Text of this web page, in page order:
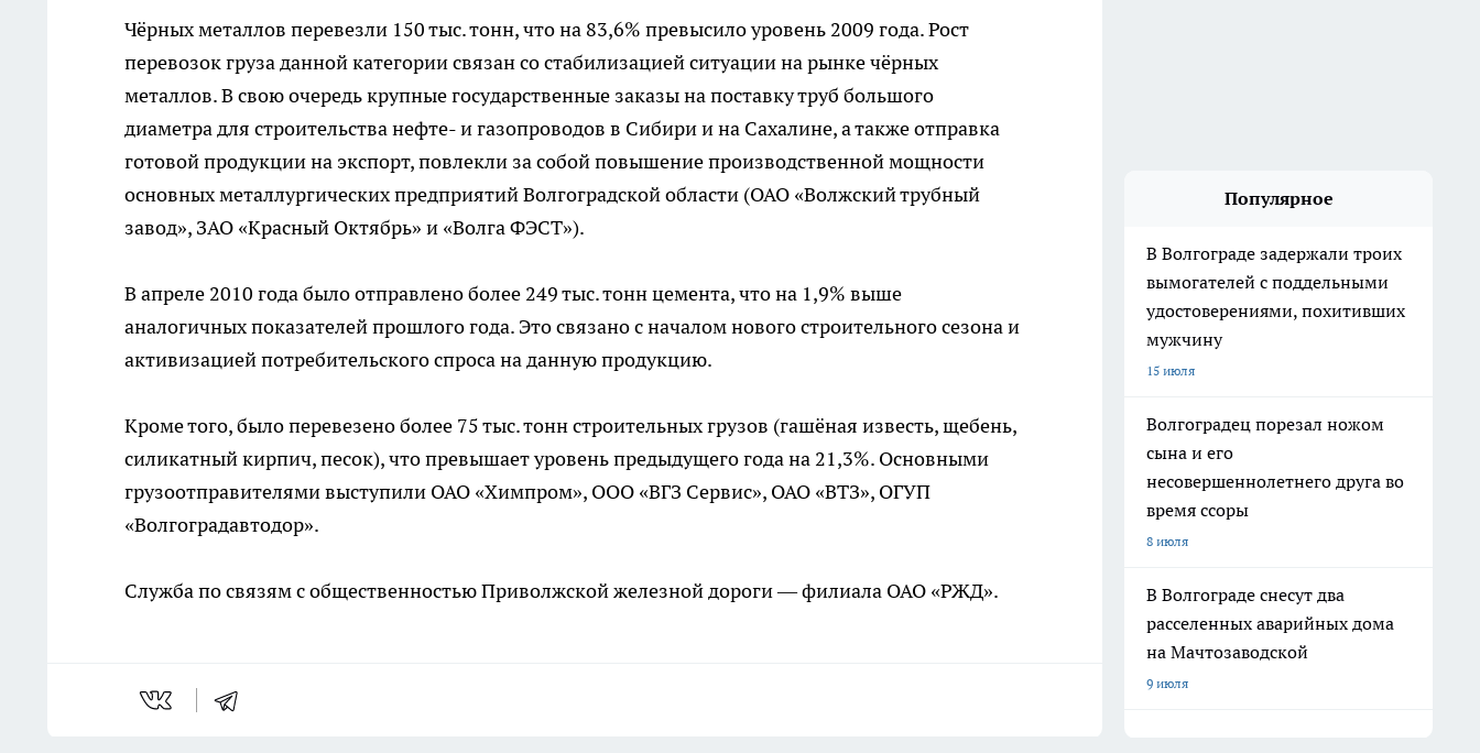
Чёрных металлов перевезли 150 тыс. тонн, что на 83,6% превысило уровень 2009 года. Рост
перевозок груза данной категории связан со стабилизацией ситуации на рынке чёрных
металлов. В свою очередь крупные государственные заказы на поставку труб большого
диаметра для строительства нефте- и газопроводов в Сибири и на Сахалине, а также отправка
готовой продукции на экспорт, повлекли за собой повышение производственной мощности
основных металлургических предприятий Волгоградской области (ОАО «Волжский трубный
завод», ЗАО «Красный Октябрь» и «Волга ФЭСТ»).
В апреле 2010 года было отправлено более 249 тыс. тонн цемента, что на 1,9% выше
аналогичных показателей прошлого года. Это связано с началом нового строительного сезона и
активизацией потребительского спроса на данную продукцию.
Кроме того, было перевезено более 75 тыс. тонн строительных грузов (гашёная известь, щебень,
силикатный кирпич, песок), что превышает уровень предыдущего года на 21,3%. Основными
грузоотправителями выступили ОАО «Химпром», ООО «ВГЗ Сервис», ОАО «ВТЗ», ОГУП
«Волгоградавтодор».
Служба по связям с общественностью Приволжской железной дороги — филиала ОАО «РЖД».
Популярное
В Волгограде задержали троих
вымогателей с поддельными
удостоверениями, похитивших
мужчину
15 июля
Волгоградец порезал ножом
сына и его
несовершеннолетнего друга во
время ссоры
8 июля
В Волгограде снесут два
расселенных аварийных дома
на Мачтозаводской
9 июля